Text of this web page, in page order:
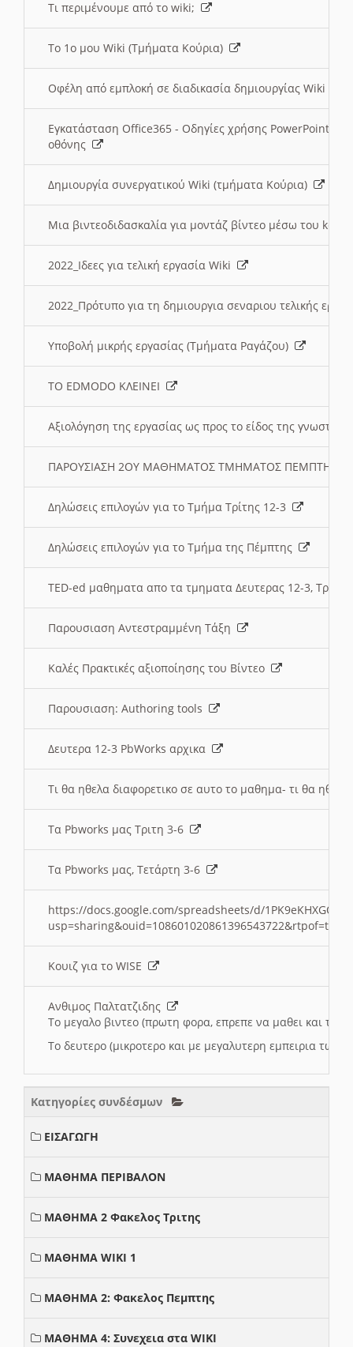
Τι περιμένουμε από το wiki;
Το 1ο μου Wiki (Τμήματα Κούρια)
Οφέλη από εμπλοκή σε διαδικασία δημιουργίας Wiki
Εγκατάσταση Office365 - Οδηγίες χρήσης PowerPoint
οθόνης
Δημιουργία συνεργατικού Wiki (τμήματα Κούρια)
Μια βιντεοδιδασκαλία για μοντάζ βίντεο μέσω του
2022_Ιδεες για τελική εργασία Wiki
2022_Πρότυπο για τη δημιουργια σεναριου τελικής
Υποβολή μικρής εργασίας (Τμήματα Ραγάζου)
ΤΟ EDMODO ΚΛΕΙΝΕΙ
Αξιολόγηση της εργασίας ως προς το είδος της
ΠΑΡΟΥΣΙΑΣΗ 2ΟΥ ΜΑΘΗΜΑΤΟΣ ΤΜΗΜΑΤΟΣ
Δηλώσεις επιλογών για το Τμήμα Τρίτης 12-3
Δηλώσεις επιλογών για το Τμήμα της Πέμπτης
TED-ed μαθηματα απο τα τμηματα Δευτερας 12-3,
Παρουσιαση Αντεστραμμένη Τάξη
Καλές Πρακτικές αξιοποίησης του Βίντεο
Παρουσιαση: Authoring tools
Δευτερα 12-3 PbWorks αρχικα
Τι θα ηθελα διαφορετικο σε αυτο το μαθημα- τι θα
Τα Pbworks μας Τριτη 3-6
Τα Pbworks μας, Τετάρτη 3-6
https://docs.google.com/spreadsheets/d/
Κουιζ για το WISE
Ανθιμος Παλτατζιδης
Το μεγαλο βιντεο (πρωτη φορα, επρεπε να μαθει και το
Το δευτερο (μικροτερο και με μεγαλυτερη εμπειρια
Κατηγορίες συνδέσμων
ΕΙΣΑΓΩΓΗ
ΜΑΘΗΜΑ ΠΕΡΙΒΑΛΟΝ
ΜΑΘΗΜΑ 2 Φακελος Τριτης
ΜΑΘΗΜΑ WIKI 1
ΜΑΘΗΜΑ 2: Φακελος Πεμπτης
ΜΑΘΗΜΑ 4: Συνεχεια στα WIKI